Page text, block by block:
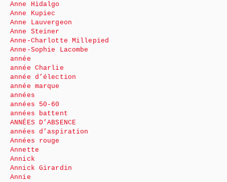
Anne Hidalgo
Anne Kupiec
Anne Lauvergeon
Anne Steiner
Anne-Charlotte Millepied
Anne-Sophie Lacombe
année
année Charlie
année d’élection
année marque
années
années 50-60
années battent
ANNÉES D’ABSENCE
années d’aspiration
Années rouge
Annette
Annick
Annick Girardin
Annie